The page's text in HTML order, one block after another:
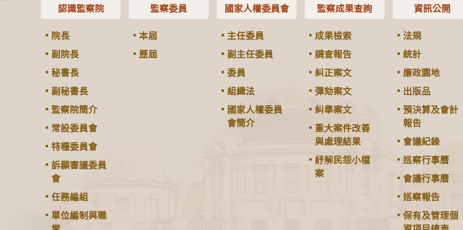
認識監察院
院長
副院長
秘書長
副秘書長
監察院簡介
常設委員會
特種委員會
訴願審議委員
會
任務編組
單位編制與職
監察委員
本屆
歷屆
國家人權委員會
主任委員
副主任委員
委員
組織法
國家人權委員
會簡介
監察成果查詢
成果檢索
調查報告
糾正案文
彈劾案文
糾舉案文
重大案件改善
與處理結果
紓解民怨小檔
案
資訊公開
法規
統計
廉政園地
出版品
預決算及會計
報告
會議紀錄
巡察行事曆
會議行事曆
巡察報告
保有及管理個